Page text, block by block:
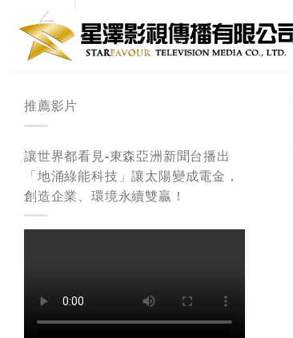
content
推薦影片
讓世界都看見-東森亞洲新聞台播出
「地涌綠能科技」讓太陽變成電金，
創造企業、環境永續雙贏！